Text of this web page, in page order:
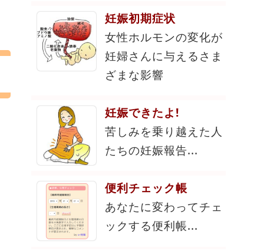
妊娠初期症状
女性ホルモンの変化が
妊婦さんに与えるさま
ざまな影響
妊娠できたよ!
苦しみを乗り越えた人
たちの妊娠報告...
便利チェック帳
あなたに変わってチェ
ックする便利帳...